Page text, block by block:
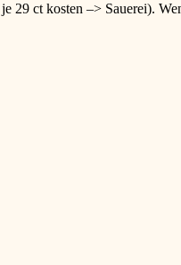
29 ct kosten –> Sauerei).